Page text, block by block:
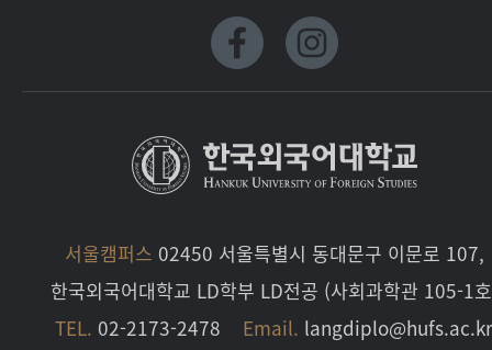
서울캠퍼스 02450 서울특별시 동대문구 이문로 107,
한국외국어대학교 LD학부 LD전공 (사회과학관 105-1
TEL. 02-2173-2478 Email.